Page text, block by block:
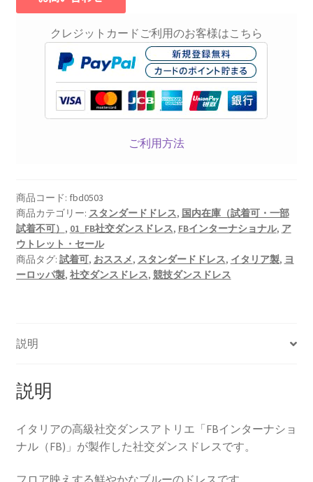
クレジットカードご利用のお客様はこちら
ご利用方法
商品コード: fbd0503
商品カテゴリー: スタンダードドレス, 国内在庫（試着可・一部
試着不可） , 01_FB社交ダンスドレス, FBインターナショナル, ア
ウトレット・セール
商品タグ: 試着可, おススメ, スタンダードドレス, イタリア製, ヨ
ーロッパ製, 社交ダンスドレス, 競技ダンスドレス
説明
説明
イタリアの高級社交ダンスアトリエ「FBインターナショ
ナル（FB)」が製作した社交ダンスドレスです。